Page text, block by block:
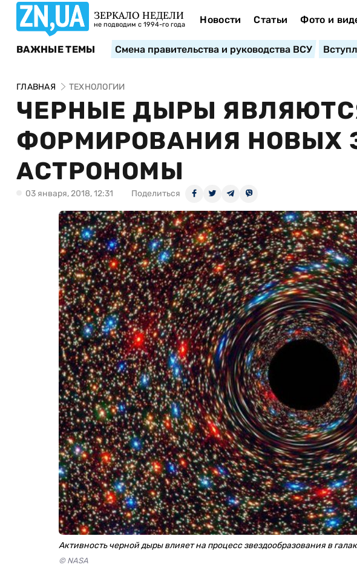
ЗЕРКАЛО НЕДЕЛИ
не подводим с 1994-го года Новости Статьи Фото и
ВАЖНЫЕ ТЕМЫ Смена правительства и руководства ВСУ
ГЛАВНАЯ ТЕХНОЛОГИИ
ЧЕРНЫЕ ДЫРЫ
ФОРМИРОВАНИЯ НОВЫХ
АСТРОНОМЫ
03 января, 2018, 12:31 Поделиться
Активность черной дыры влияет на процесс звездообразования в
© NASA